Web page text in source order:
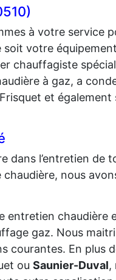
à votre service
soit votre
chauffagiste
à gaz, a
et
l’entretien de
chaudière, nous
entretien chaudière
gaz. Nous
En plus
ou Saunier-Duval,